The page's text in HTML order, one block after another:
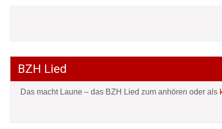
BZH Lied
Das macht Laune – das BZH Lied zum anhören oder als